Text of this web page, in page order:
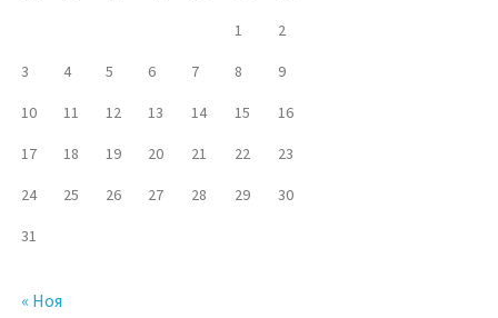
1 2
3 4 5 6 7 8 9
10 11 12 13 14 15 16
17 18 19 20 21 22 23
24 25 26 27 28 29 30
31
« Ноя